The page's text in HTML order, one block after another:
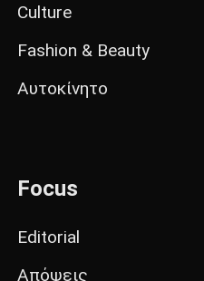
Culture
Fashion & Beauty
Αυτοκίνητο
Focus
Editorial
Απόψεις